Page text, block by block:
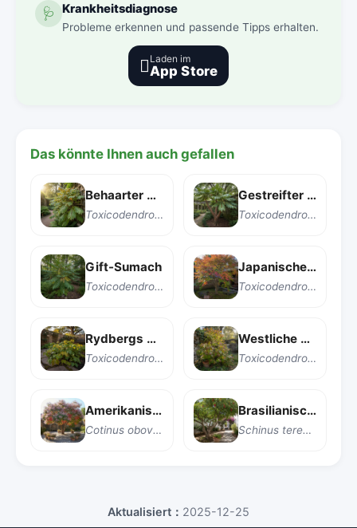
🩺 Krankheitsdiagnose
Probleme erkennen und passende Tipps erhalten.
 Laden im
App Store
Das könnte Ihnen auch gefallen
Behaarter Giftefeu
Toxicodendron pubescens
Gestreifter Giftkriechsumach
Toxicodendron striatum
Gift-Sumach
Toxicodendron vernix
Japanischer Wachsbaum
Toxicodendron succedaneum
Rydbergs Giftfeige
Toxicodendron rydbergii
Westliche Gift-Eiche
Toxicodendron diversilobum
Amerikanischer Perückenstrauch
Cotinus obovatus
Brasilianischer Pfefferbaum
Schinus terebinthifolia
Aktualisiert： 2025-12-25